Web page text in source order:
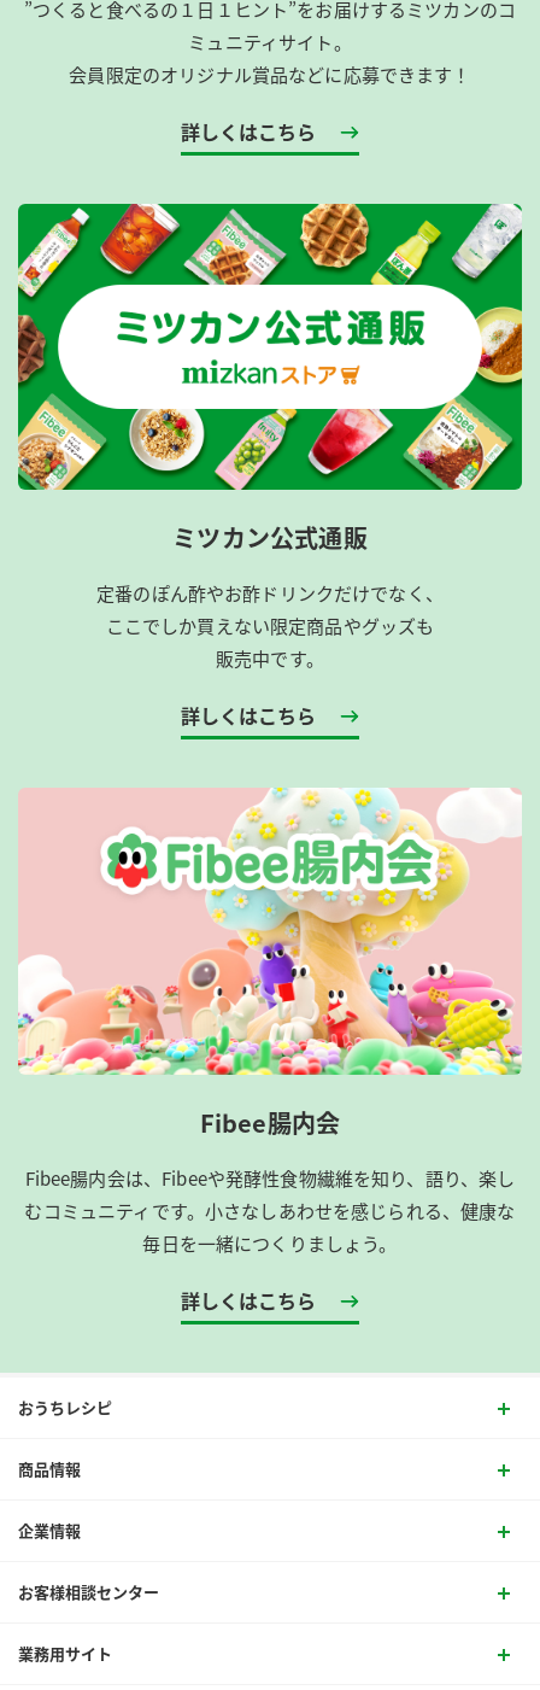
”つくると食べるの１日１ヒント”をお届けするミツカンのコ
ミュニティサイト。
会員限定のオリジナル賞品などに応募できます！
詳しくはこちら
ミツカン公式通販
定番のぽん酢やお酢ドリンクだけでなく、
ここでしか買えない限定商品やグッズも
販売中です。
詳しくはこちら
Fibee腸内会
Fibee腸内会は、​Fibeeや発酵性食物繊維を知り、語り、楽し
むコミュニティです。​小さなしあわせを感じられる、健康な
毎日を一緒につくりましょう。
詳しくはこちら
おうちレシピ
商品情報
企業情報
お客様相談センター
業務用サイト